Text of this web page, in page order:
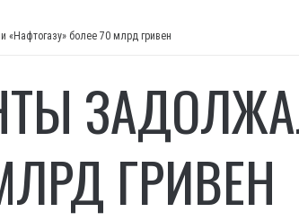
«Нафтогазу» более 70 млрд гривен
ГРИВЕН